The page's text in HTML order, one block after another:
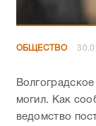
ОБЩЕСТВО
могил. Как
ведомство